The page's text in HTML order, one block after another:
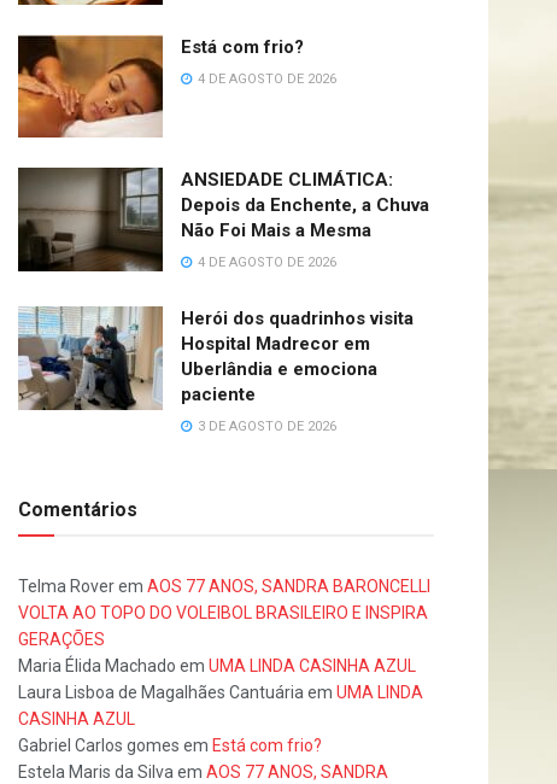
Está com frio?
4 DE AGOSTO DE 2026
ANSIEDADE CLIMÁTICA:
Depois da Enchente, a Chuva
Não Foi Mais a Mesma
4 DE AGOSTO DE 2026
Herói dos quadrinhos visita
Hospital Madrecor em
Uberlândia e emociona
paciente
3 DE AGOSTO DE 2026
Comentários
Telma Roverem AOS 77 ANOS, SANDRA BARONCELLI
VOLTA AO TOPO DO VOLEIBOL BRASILEIRO E INSPIRA
GERAÇÕES
Maria Élida Machado em UMA LINDA CASINHA AZUL
Laura Lisboa de Magalhães Cantuáriaem UMA LINDA
CASINHA AZUL
Gabriel Carlos gomes em Está com frio?
Estela Maris da Silvaem AOS 77 ANOS, SANDRA